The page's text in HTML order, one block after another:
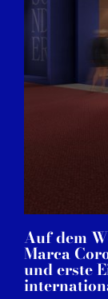
Auf dem
Marca
und erste